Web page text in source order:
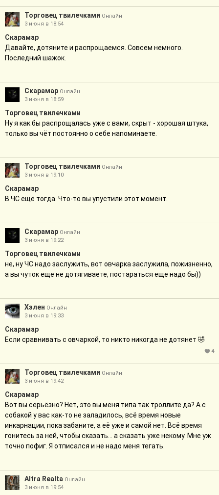
Торговец твилечками Онлайн
3 июня в 18:54
Скарамар
Давайте, дотяните и распрощаемся. Совсем немного.
Последний шажок.
Скарамар Онлайн
3 июня в 18:59
Торговец твилечками
Ну я как бы распрощалась уже с вами, скрыт - хорошая штука,
только вы чёт постоянно о себе напоминаете.
Торговец твилечками Онлайн
3 июня в 19:10
Скарамар
В ЧС ещё тогда. Что-то вы упустили этот момент.
Скарамар Онлайн
3 июня в 19:22
Торговец твилечками
не, ну ЧС надо заслужить, вот овчарка заслужила, пожизненно,
а вы чуток еще не дотягиваете, постараться еще надо бы))
Хэлен Онлайн
3 июня в 19:33
Скарамар
Если сравнивать с овчаркой, то никто никогда не дотянет 🤣
4
Торговец твилечками Онлайн
3 июня в 19:42
Скарамар
Вот вы серьёзно? Нет, это вы меня типа так троллите да? А с
собакой у вас как-то не заладилось, всё время новые
инкарнации, пока забаните, а её уже и самой нет. Всё время
гонитесь за ней, чтобы сказать… а сказать уже некому. Мне уж
точно пофиг. Я отписался и не надо меня тегать.
Altra Realta Онлайн
3 июня в 19:54